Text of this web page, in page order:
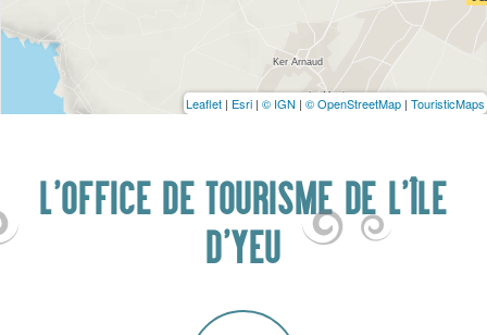
Leaflet | Esri | © IGN | © OpenStreetMap | TouristicMaps
L'OFFICE DE TOURISME DE L'ÎLE
D'YEU